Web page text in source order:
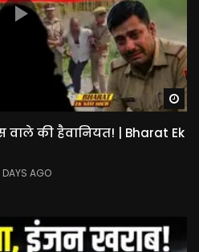
की हैवानियत! | Bharat Ek
DAYS AGO